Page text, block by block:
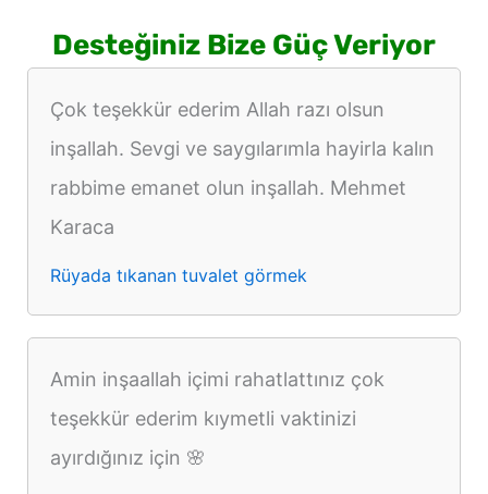
Desteğiniz Bize Güç Veriyor
Çok teşekkür ederim Allah razı olsun
inşallah. Sevgi ve saygılarımla hayirla kalın
rabbime emanet olun inşallah. Mehmet
Karaca
Rüyada tıkanan tuvalet görmek
Amin inşaallah içimi rahatlattınız çok
teşekkür ederim kıymetli vaktinizi
ayırdığınız için 🌸